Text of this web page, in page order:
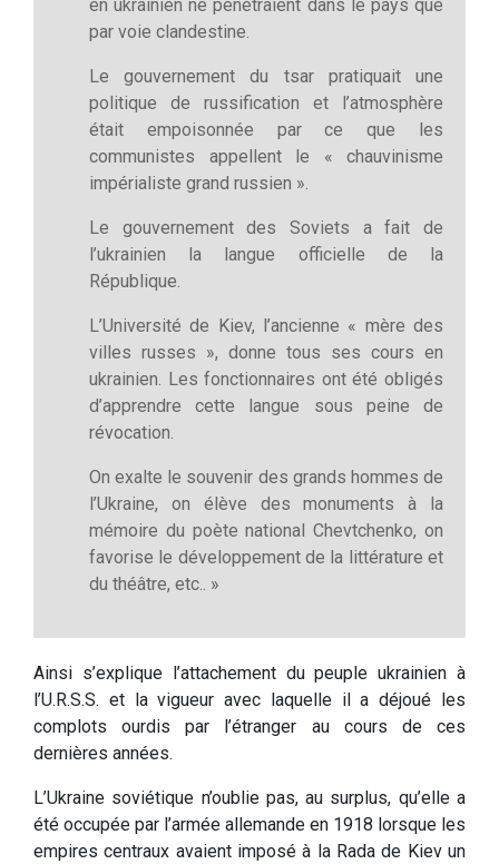
en ukrainien ne pénétraient dans le pays que
par voie clandestine.
Le gouvernement du tsar pratiquait une
politique de russification et l’atmosphère
était empoisonnée par ce que les
communistes appellent le « chauvinisme
impérialiste grand russien ».
Le gouvernement des Soviets a fait de
l’ukrainien la langue officielle de la
République.
L’Université de Kiev, l’ancienne « mère des
villes russes », donne tous ses cours en
ukrainien. Les fonctionnaires ont été obligés
d’apprendre cette langue sous peine de
révocation.
On exalte le souvenir des grands hommes de
l’Ukraine, on élève des monuments à la
mémoire du poète national Chevtchenko, on
favorise le développement de la littérature et
du théâtre, etc.. »
Ainsi s’explique l’attachement du peuple ukrainien à
l’U.R.S.S. et la vigueur avec laquelle il a déjoué les
complots ourdis par l’étranger au cours de ces
dernières années.
L’Ukraine soviétique n’oublie pas, au surplus, qu’elle a
été occupée par l’armée allemande en 1918 lorsque les
empires centraux avaient imposé à la Rada de Kiev un